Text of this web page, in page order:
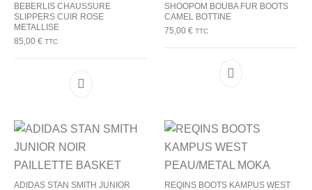
BEBERLIS CHAUSSURE
SLIPPERS CUIR ROSE
METALLISE
85,00€ TTC
Ce produit a plusieurs variations. Les options
SHOOPOM BOUBA FUR BOOTS
CAMEL BOTTINE
75,00 € TTC
Ce produit a
ADIDAS STAN SMITH JUNIOR
REQINS BOOTS KAMPUS WEST